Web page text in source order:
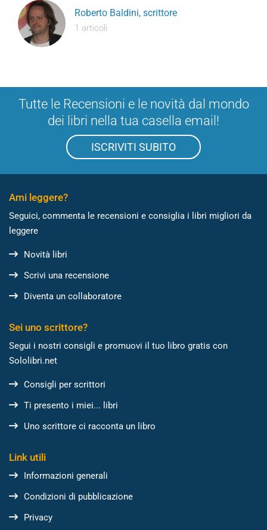
Roberto Baldini, scrittore
1 articoli
Tutte le Recensioni e le novità dal mondo
dei libri nella tua casella email!
ISCRIVITI SUBITO
Ami leggere?
Seguici, commenta le recensioni e consiglia i libri migliori da
leggere
Novità libri
Scrivi una recensione
Diventa un collaboratore
Sei uno scrittore?
Segui i nostri consigli e promuovi il tuo libro gratis con
Sololibri.net
Consigli per scrittori
Ti presento i miei... libri
Uno scrittore ci racconta un libro
Link utili
Informazioni generali
Condizioni di pubblicazione
Privacy